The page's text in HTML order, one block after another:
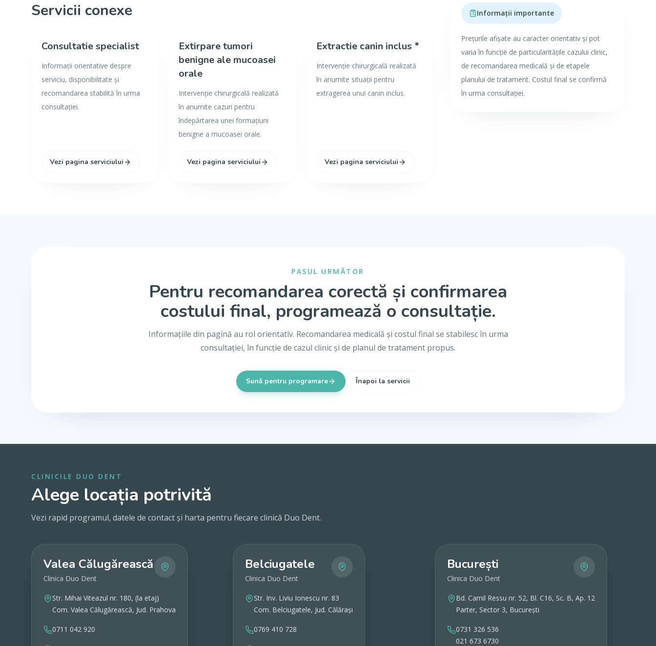
Servicii conexe
Consultatie specialist
Informații orientative despre
serviciu, disponibilitate și
recomandarea stabilită în urma
consultației.
Vezi pagina serviciului
Extirpare tumori
benigne ale mucoasei
orale
Intervenție chirurgicală realizată
în anumite cazuri pentru
îndepărtarea unei formațiuni
benigne a mucoasei orale.
Vezi pagina serviciului
Extractie canin inclus *
Intervenție chirurgicală realizată
în anumite situații pentru
extragerea unui canin inclus.
Vezi pagina serviciului
Informații importante
Prețurile afișate au caracter orientativ și pot
varia în funcție de particularitățile cazului clinic,
de recomandarea medicală și de etapele
planului de tratament. Costul final se confirmă
în urma consultației.
PASUL URMĂTOR
Pentru recomandarea corectă și confirmarea
costului final, programează o consultație.
Informațiile din pagină au rol orientativ. Recomandarea medicală și costul final se stabilesc în urma
consultației, în funcție de cazul clinic și de planul de tratament propus.
Sună pentru programare Înapoi la servicii
CLINICILE DUO DENT
Alege locația potrivită
Vezi rapid programul, datele de contact și harta pentru fiecare clinică Duo Dent.
Valea Călugărească
Clinica Duo Dent
Str. Mihai Viteazul nr. 180, (la etaj)
Com. Valea Călugărească, Jud. Prahova
0711 042 920
Belciugatele
Clinica Duo Dent
Str. Inv. Liviu Ionescu nr. 83
Com. Belciugatele, Jud. Călărași
0769 410 728
București
Clinica Duo Dent
Bd. Camil Ressu nr. 52, Bl. C16, Sc. B, Ap. 12
Parter, Sector 3, București
0731 326 536
021 673 6730